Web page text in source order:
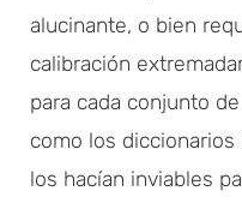
alucinante, o bien
calibración
para cada conjunto
como los
los hacían inviables